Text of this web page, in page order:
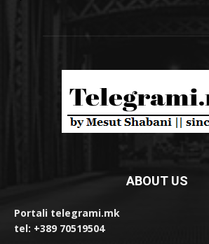
ABOUT US
Portali telegrami.mk
tel: +389 70519504